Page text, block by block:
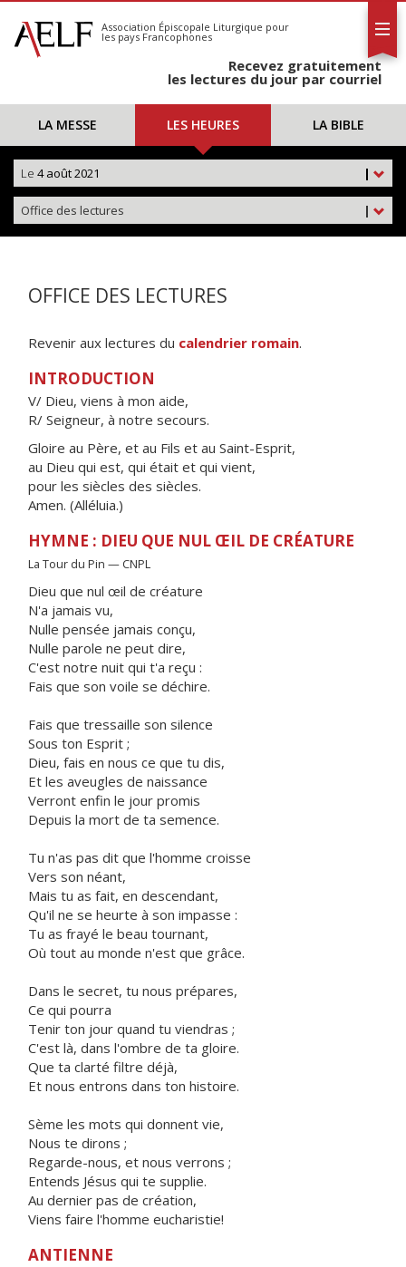
S'abonner
Calendrier
Association Épiscopale Liturgique pour
les pays Francophones
Recevez gratuitement
les lectures du jour par courriel
LA MESSE LES HEURES LA BIBLE
|
Le 4 août 2021
|
Office des lectures
OFFICE DES LECTURES
Revenir aux lectures du calendrier romain.
INTRODUCTION
V/ Dieu, viens à mon aide,
R/ Seigneur, à notre secours.
Gloire au Père, et au Fils et au Saint-Esprit,
au Dieu qui est, qui était et qui vient,
pour les siècles des siècles.
Amen. (Alléluia.)
HYMNE : DIEU QUE NUL ŒIL DE CRÉATURE
La Tour du Pin — CNPL
Dieu que nul œil de créature
N'a jamais vu,
Nulle pensée jamais conçu,
Nulle parole ne peut dire,
C'est notre nuit qui t'a reçu :
Fais que son voile se déchire.
Fais que tressaille son silence
Sous ton Esprit ;
Dieu, fais en nous ce que tu dis,
Et les aveugles de naissance
Verront enfin le jour promis
Depuis la mort de ta semence.
Tu n'as pas dit que l'homme croisse
Vers son néant,
Mais tu as fait, en descendant,
Qu'il ne se heurte à son impasse :
Tu as frayé le beau tournant,
Où tout au monde n'est que grâce.
Dans le secret, tu nous prépares,
Ce qui pourra
Tenir ton jour quand tu viendras ;
C'est là, dans l'ombre de ta gloire.
Que ta clarté filtre déjà,
Et nous entrons dans ton histoire.
Sème les mots qui donnent vie,
Nous te dirons ;
Regarde-nous, et nous verrons ;
Entends Jésus qui te supplie.
Au dernier pas de création,
Viens faire l'homme eucharistie!
ANTIENNE